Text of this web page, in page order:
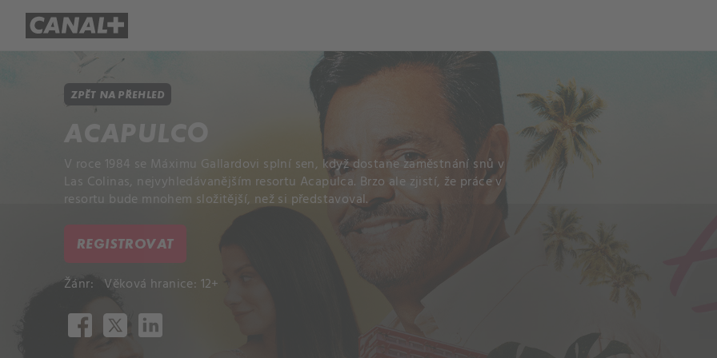
ZPĚT NA PŘEHLED
ACAPULCO
V roce 1984 se Máximu Gallardovi splní sen, když dostane zaměstnání snů v
Las Colinas, nejvyhledávanějším resortu Acapulca. Brzo ale zjistí, že práce v
resortu bude mnohem složitější, než si představoval.
REGISTROVAT
Žánr: Věková hranice: 12+